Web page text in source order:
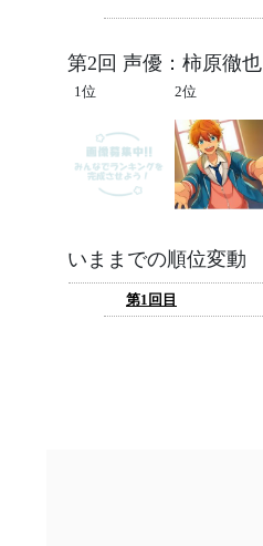
第2回 声優：柿原徹
1位 2位
いままでの順位変動
第1回目